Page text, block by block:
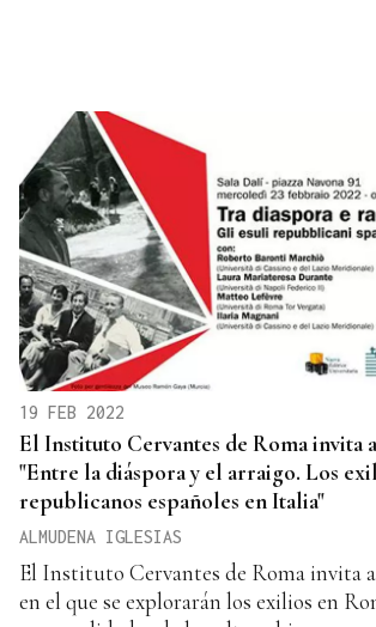
19 FEB 2022
El Instituto Cervantes de Roma invita
"Entre la diáspora y el arraigo. Los
republicanos españoles en Italia"
ALMUDENA IGLESIAS
El Instituto Cervantes de Roma invita
en el que se explorarán los exilios en